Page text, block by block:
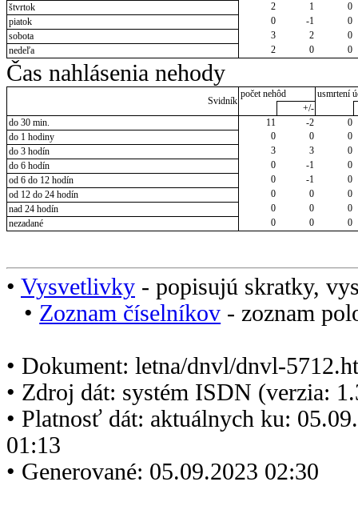
štvrtok
2 1
0
piatok
0 -1
0
sobota
3 2
0
nedeľa
2 0 0
Čas nahlásenia nehody
Svidník
počet nehôd
usmrtení
+/-
do 30 min.
11 -2
0
do 1 hodiny
0 0
0
do 3 hodín
3 3
0
do 6 hodín
0 -1
0
od 6 do 12 hodín
0 -1
0
od 12 do 24 hodín
0 0
0
nad 24 hodín
0 0
0
nezadané
0 0 0
• Vysvetlivky - popisujú skratky,
• Zoznam číselníkov - zoznam
• Dokument: letna/dnvl/dnvl-
• Zdroj dát: systém ISDN (verzia:
• Platnosť dát: aktuálnych ku:
01:13
• Generované: 05.09.2023 02:30